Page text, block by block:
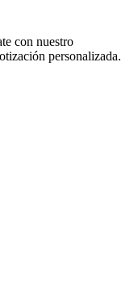
con nuestro
personalizada.